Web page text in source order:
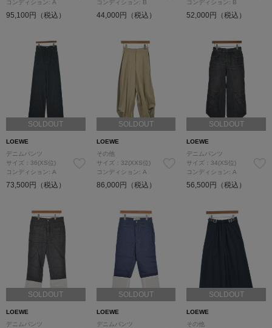
コンディション: A
95,100円（税込）
コンディション: B
44,000円（税込）
コンディション: B
52,000円（税込）
SOLDOUT
LOEWE
デニムパンツ
サイズ：36(XS位)
コンディション: A
73,500円（税込）
SOLDOUT
LOEWE
その他
サイズ：32(XXS位)
コンディション: A
86,000円（税込）
SOLDOUT
LOEWE
デニムパンツ
サイズ：34(XS位)
コンディション: A
56,500円（税込）
SOLDOUT
LOEWE
デニムパンツ
SOLDOUT
LOEWE
デニムパンツ
SOLDOUT
LOEWE
その他